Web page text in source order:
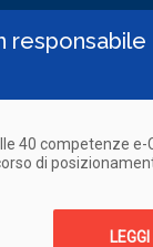
responsabile
40 competenze
di